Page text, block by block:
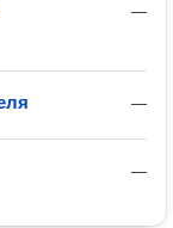
—
—
—